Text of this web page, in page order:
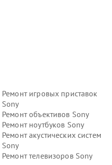
Ремонт игровых приставок
Sony
Ремонт объективов Sony
Ремонт ноутбуков Sony
Ремонт акустических систем
Sony
Ремонт телевизоров Sony